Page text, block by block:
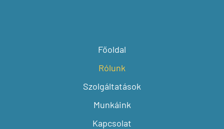
Főoldal
Rólunk
Szolgáltatások
Munkáink
Kapcsolat